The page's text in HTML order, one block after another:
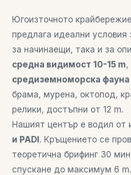
Югоизточното
предлага идеални условия
за начинаещи, така и за
средна видимост 10-15 m,
средиземноморска фауна
брама, мурена, октопод,
релики, достъпни от 12 m.
Нашият център е водил от
и PADI . Кръщението се
теоретична брифинг 30
спускане до максимум 6